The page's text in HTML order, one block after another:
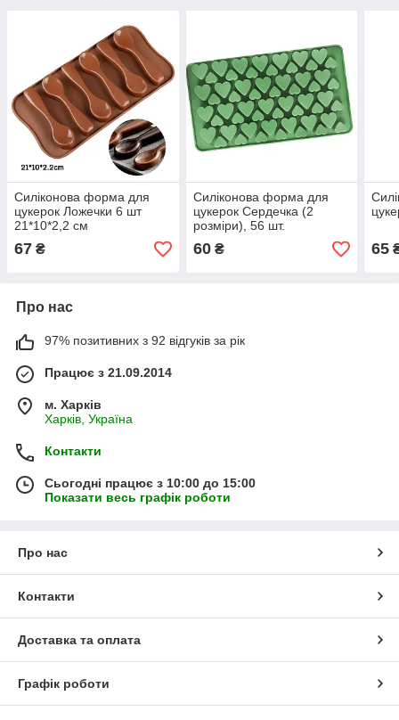
Силіконова форма для
цукерок Ложечки 6 шт
21*10*2,2 см
67 ₴
Силіконова форма для
цукерок Сердечка (2
розміри), 56 шт.
60₴ 65
Про нас
97% позитивних з 92 відгуків за рік
Працює з 21.09.2014
м. Харків
Харків, Україна
Контакти
Сьогодні працює з 10:00 до 15:00
Показати весь графік роботи
Про нас
Контакти
Доставка та оплата
Графік роботи